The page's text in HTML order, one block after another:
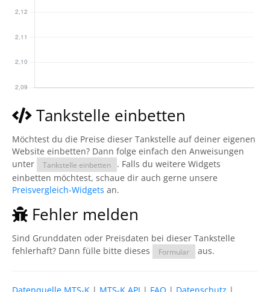
Tankstelle einbetten
Möchtest du die Preise dieser Tankstelle auf deiner eigenen
Website einbetten? Dann folge einfach den Anweisungen
unter
Tankstelle einbetten
. Falls du weitere Widgets
einbetten möchtest, schaue dir auch gerne unsere
Preisvergleich-Widgets an.
Fehler melden
Sind Grunddaten oder Preisdaten bei dieser Tankstelle
fehlerhaft? Dann fülle bitte dieses
Formular aus.